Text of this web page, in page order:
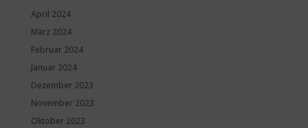
April 2024
März 2024
Februar 2024
Januar 2024
Dezember 2023
November 2023
Oktober 2023